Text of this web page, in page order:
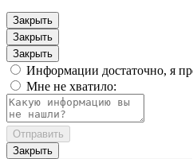
Закрыть
Закрыть
Закрыть
Информации достаточно, я
Мне не хватило:
Отправить
Закрыть